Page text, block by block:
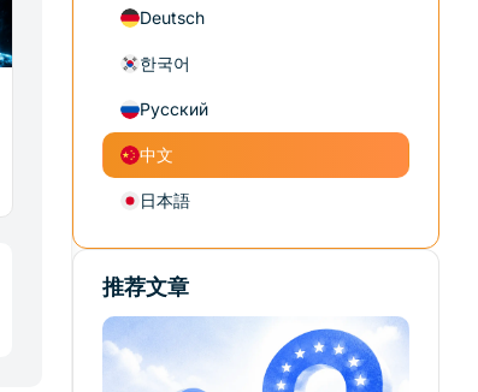
Deutsch
한국어
Русский
中文
日本語
推荐文章